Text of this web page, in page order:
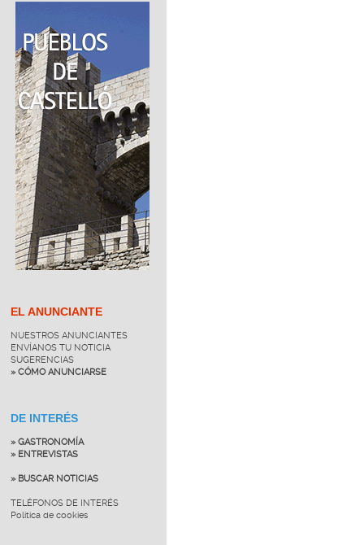
EL ANUNCIANTE
NUESTROS ANUNCIANTES
ENVÍANOS TU NOTICIA
SUGERENCIAS
» CÓMO ANUNCIARSE
DE INTERÉS
» GASTRONOMÍA
» ENTREVISTAS
» BUSCAR NOTICIAS
TELÉFONOS DE INTERÉS
Política de cookies